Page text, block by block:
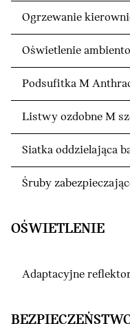
Ogrzewanie
Oświetlenie
Podsufitka M
Listwy ozdobne M
Siatka oddzielająca
Śruby
OŚWIETLENIE
Adaptacyjne